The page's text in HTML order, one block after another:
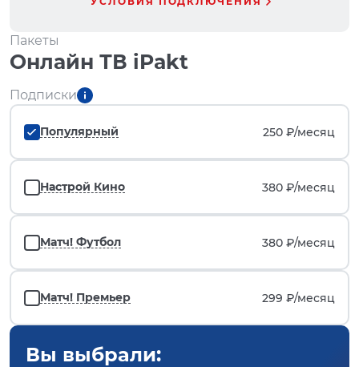
Пакеты
Онлайн ТВ iPakt
Подписки
Популярный 250 ₽/месяц
Настрой Кино 380 ₽/месяц
Матч! Футбол 380 ₽/месяц
Матч! Премьер 299 ₽/месяц
Вы выбрали: